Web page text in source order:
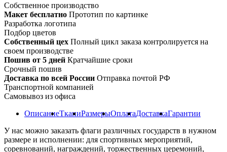
Собственное производство
Макет бесплатно Прототип по картинке
Разработка логотипа
Подбор цветов
Собственный цех Полный цикл заказа контролируется на
своем производстве
Пошив от 5 дней Кратчайшие сроки
Срочный пошив
Доставка по всей России Отправка почтой РФ
Транспортной компанией
Самовывоз из офиса
ОписаниеТканиРазмерыОплатаДоставкаГарантии
У нас можно заказать флаги различных государств в нужном
размере и исполнении: для спортивных мероприятий,
соревнований, награждений, торжественных церемоний,